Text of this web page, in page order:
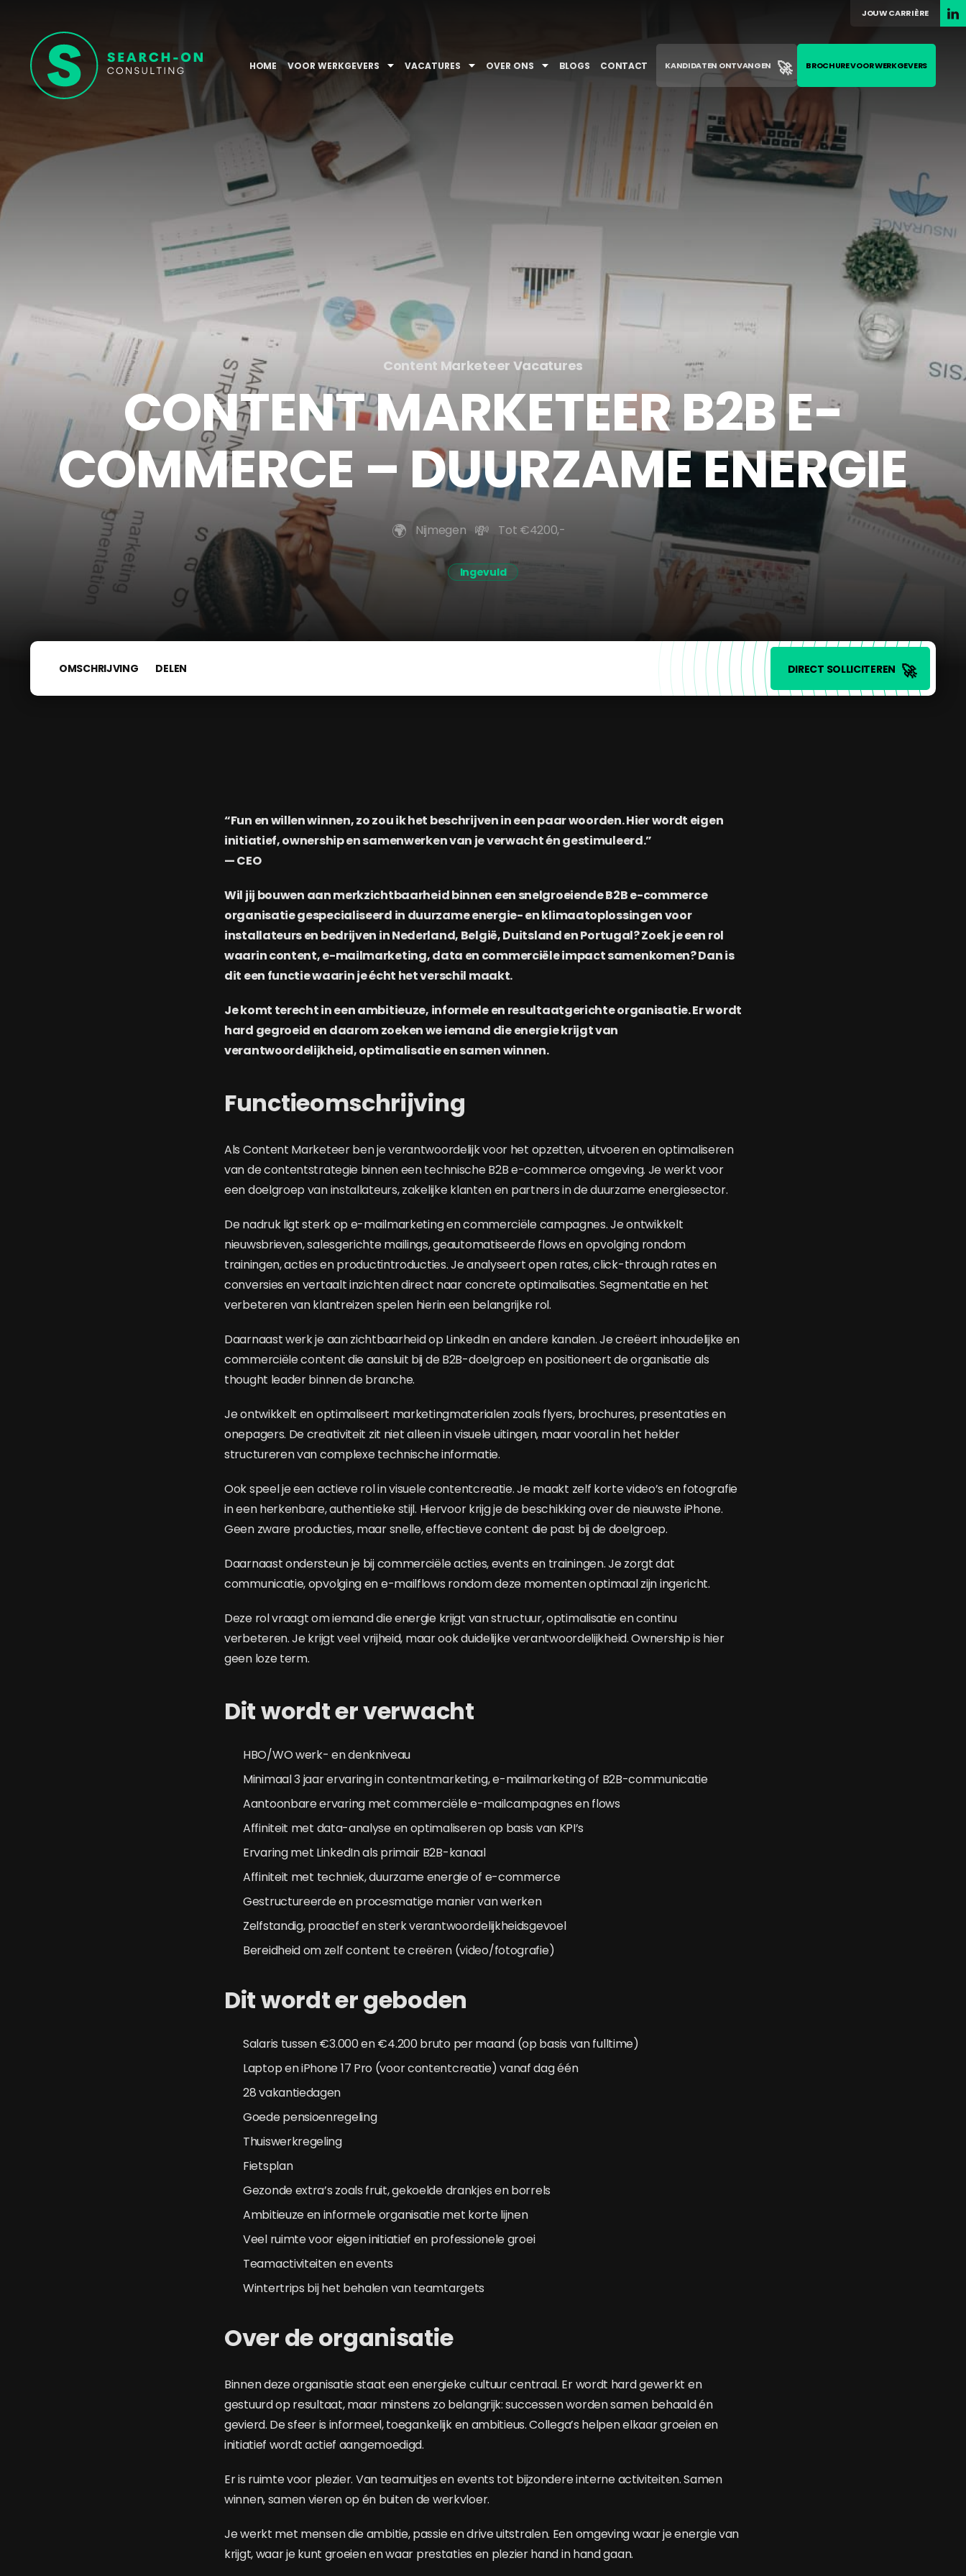
HOME VOOR WERKGEVERS VACATURES OVER ONS BLOGS CONTACT
JOUW CARRIÈRE
KANDIDATEN ONTVANGEN 🚀 BROCHURE VOOR WERKGEVERS
Content Marketeer Vacatures
CONTENT MARKETEER B2B E-
COMMERCE – DUURZAME ENERGIE
🌍️ Nijmegen 💸 Tot €4200,-
Ingevuld
OMSCHRIJVING DELEN DIRECT SOLLICITEREN 🚀
“Fun en willen winnen, zo zou ik het beschrijven in een paar woorden. Hier wordt eigen
initiatief, ownership en samenwerken van je verwacht én gestimuleerd.”
— CEO
Wil jij bouwen aan merkzichtbaarheid binnen een snelgroeiende B2B e-commerce
organisatie gespecialiseerd in duurzame energie- en klimaatoplossingen voor
installateurs en bedrijven in Nederland, België, Duitsland en Portugal? Zoek je een rol
waarin content, e-mailmarketing, data en commerciële impact samenkomen? Dan is
dit een functie waarin je écht het verschil maakt.
Je komt terecht in een ambitieuze, informele en resultaatgerichte organisatie. Er wordt
hard gegroeid en daarom zoeken we iemand die energie krijgt van
verantwoordelijkheid, optimalisatie en samen winnen.
Functieomschrijving
Als Content Marketeer ben je verantwoordelijk voor het opzetten, uitvoeren en optimaliseren
van de contentstrategie binnen een technische B2B e-commerce omgeving. Je werkt voor
een doelgroep van installateurs, zakelijke klanten en partners in de duurzame energiesector.
De nadruk ligt sterk op e-mailmarketing en commerciële campagnes. Je ontwikkelt
nieuwsbrieven, salesgerichte mailings, geautomatiseerde flows en opvolging rondom
trainingen, acties en productintroducties. Je analyseert open rates, click-through rates en
conversies en vertaalt inzichten direct naar concrete optimalisaties. Segmentatie en het
verbeteren van klantreizen spelen hierin een belangrijke rol.
Daarnaast werk je aan zichtbaarheid op LinkedIn en andere kanalen. Je creëert inhoudelijke en
commerciële content die aansluit bij de B2B-doelgroep en positioneert de organisatie als
thought leader binnen de branche.
Je ontwikkelt en optimaliseert marketingmaterialen zoals flyers, brochures, presentaties en
onepagers. De creativiteit zit niet alleen in visuele uitingen, maar vooral in het helder
structureren van complexe technische informatie.
Ook speel je een actieve rol in visuele contentcreatie. Je maakt zelf korte video’s en fotografie
in een herkenbare, authentieke stijl. Hiervoor krijg je de beschikking over de nieuwste iPhone.
Geen zware producties, maar snelle, effectieve content die past bij de doelgroep.
Daarnaast ondersteun je bij commerciële acties, events en trainingen. Je zorgt dat
communicatie, opvolging en e-mailflows rondom deze momenten optimaal zijn ingericht.
Deze rol vraagt om iemand die energie krijgt van structuur, optimalisatie en continu
verbeteren. Je krijgt veel vrijheid, maar ook duidelijke verantwoordelijkheid. Ownership is hier
geen loze term.
Dit wordt er verwacht
HBO/WO werk- en denkniveau
Minimaal 3 jaar ervaring in contentmarketing, e-mailmarketing of B2B-communicatie
Aantoonbare ervaring met commerciële e-mailcampagnes en flows
Affiniteit met data-analyse en optimaliseren op basis van KPI’s
Ervaring met LinkedIn als primair B2B-kanaal
Affiniteit met techniek, duurzame energie of e-commerce
Gestructureerde en procesmatige manier van werken
Zelfstandig, proactief en sterk verantwoordelijkheidsgevoel
Bereidheid om zelf content te creëren (video/fotografie)
Dit wordt er geboden
Salaris tussen €3.000 en €4.200 bruto per maand (op basis van fulltime)
Laptop en iPhone 17 Pro (voor contentcreatie) vanaf dag één
28 vakantiedagen
Goede pensioenregeling
Thuiswerkregeling
Fietsplan
Gezonde extra’s zoals fruit, gekoelde drankjes en borrels
Ambitieuze en informele organisatie met korte lijnen
Veel ruimte voor eigen initiatief en professionele groei
Teamactiviteiten en events
Wintertrips bij het behalen van teamtargets
Over de organisatie
Binnen deze organisatie staat een energieke cultuur centraal. Er wordt hard gewerkt en
gestuurd op resultaat, maar minstens zo belangrijk: successen worden samen behaald én
gevierd. De sfeer is informeel, toegankelijk en ambitieus. Collega’s helpen elkaar groeien en
initiatief wordt actief aangemoedigd.
Er is ruimte voor plezier. Van teamuitjes en events tot bijzondere interne activiteiten. Samen
winnen, samen vieren op én buiten de werkvloer.
Je werkt met mensen die ambitie, passie en drive uitstralen. Een omgeving waar je energie van
krijgt, waar je kunt groeien en waar prestaties en plezier hand in hand gaan.